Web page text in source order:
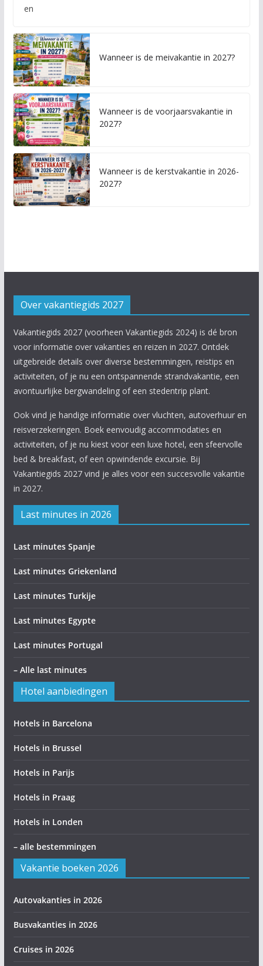
en
Wanneer is de meivakantie in 2027?
Wanneer is de voorjaarsvakantie in
2027?
Wanneer is de kerstvakantie in 2026-
2027?
Over vakantiegids 2027
Vakantiegids 2027 (voorheen Vakantiegids 2024) is dé bron
voor informatie over vakanties en reizen in 2027. Ontdek
uitgebreide details over diverse bestemmingen, reistips en
activiteiten, of je nu een ontspannende strandvakantie, een
avontuurlijke bergwandeling of een stedentrip plant.
Ook vind je handige informatie over vluchten, autoverhuur en
reisverzekeringen. Boek eenvoudig accommodaties en
activiteiten, of je nu kiest voor een luxe hotel, een sfeervolle
bed & breakfast, of een opwindende excursie. Bij
Vakantiegids 2027 vind je alles voor een succesvolle vakantie
in 2027.
Last minutes in 2026
Last minutes Spanje
Last minutes Griekenland
Last minutes Turkije
Last minutes Egypte
Last minutes Portugal
– Alle last minutes
Hotel aanbiedingen
Hotels in Barcelona
Hotels in Brussel
Hotels in Parijs
Hotels in Praag
Hotels in Londen
– alle bestemmingen
Vakantie boeken 2026
Autovakanties in 2026
Busvakanties in 2026
Cruises in 2026